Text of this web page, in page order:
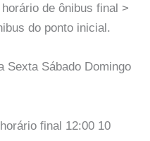
de ônibus final >
do ponto inicial.
Sexta Sábado Domingo
final 12:00 10